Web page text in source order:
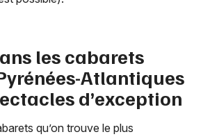
les cabarets
Atlantiques
d’exception
qu’on trouve le plus